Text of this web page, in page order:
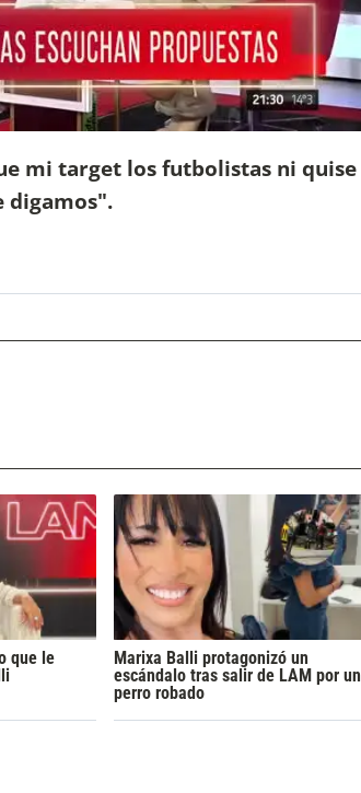
mi target los futbolistas ni quise
digamos".
que le
Marixa Balli protagonizó un
escándalo tras salir de LAM por un
perro robado